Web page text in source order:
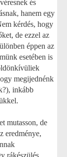
és
hanem egy
kérdés, hogy
de ezzel az
éppen az
esetében is
megijednénk
inkább
mutasson, de
eredménye,
rákészülés